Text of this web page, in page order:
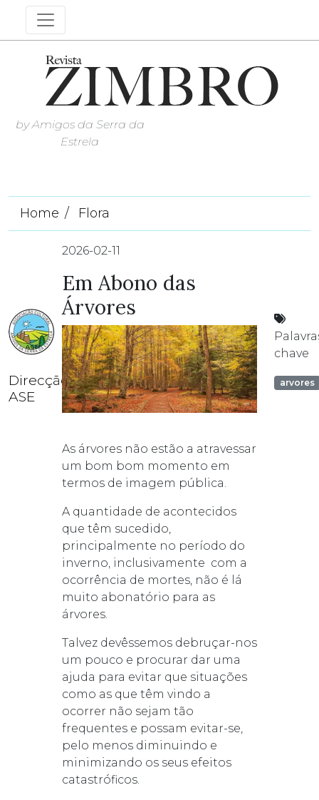
by Amigos da Serra da
Estrela
Home Flora
Direcção
ASE
2026-02-11
Em Abono das
Árvores
chave
arvores
As árvores não estão a atravessar
um bom bom momento em
termos de imagem pública.
A quantidade de acontecidos
que têm sucedido,
principalmente no período do
inverno, inclusivamente com a
ocorrência de mortes, não é lá
muito abonatório para as
árvores.
Talvez devêssemos debruçar-nos
um pouco e procurar dar uma
ajuda para evitar que situações
como as que têm vindo a
ocorrer não sejam tão
frequentes e possam evitar-se,
pelo menos diminuindo e
minimizando os seus efeitos
catastróficos.